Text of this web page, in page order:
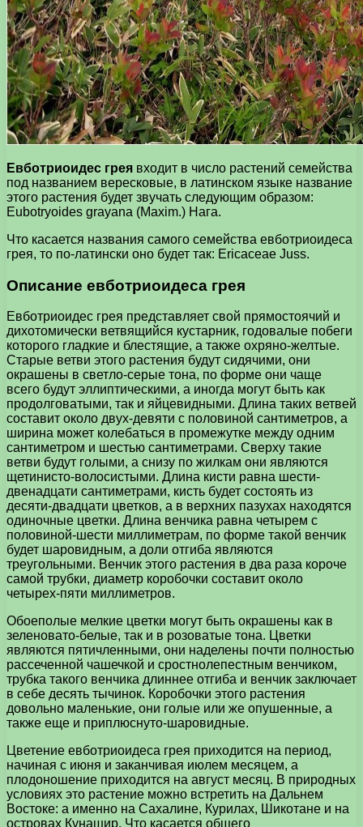
Евботриоидес грея входит в число растений семейства
под названием вересковые, в латинском языке название
этого растения будет звучать следующим образом:
Eubotryoides grayana (Maxim.) Нага.
Что касается названия самого семейства евботриоидеса
грея, то по-латински оно будет так: Ericaceae Juss.
Описание евботриоидеса грея
Евботриоидес грея представляет свой прямостоячий и
дихотомически ветвящийся кустарник, годовалые побеги
которого гладкие и блестящие, а также охряно-желтые.
Старые ветви этого растения будут сидячими, они
окрашены в светло-серые тона, по форме они чаще
всего будут эллиптическими, а иногда могут быть как
продолговатыми, так и яйцевидными. Длина таких ветвей
составит около двух-девяти с половиной сантиметров, а
ширина может колебаться в промежутке между одним
сантиметром и шестью сантиметрами. Сверху такие
ветви будут голыми, а снизу по жилкам они являются
щетинисто-волосистыми. Длина кисти равна шести-
двенадцати сантиметрами, кисть будет состоять из
десяти-двадцати цветков, а в верхних пазухах находятся
одиночные цветки. Длина венчика равна четырем с
половиной-шести миллиметрам, по форме такой венчик
будет шаровидным, а доли отгиба являются
треугольными. Венчик этого растения в два раза короче
самой трубки, диаметр коробочки составит около
четырех-пяти миллиметров.
Обоеполые мелкие цветки могут быть окрашены как в
зеленовато-белые, так и в розоватые тона. Цветки
являются пятичленными, они наделены почти полностью
рассеченной чашечкой и сростнолепестным венчиком,
трубка такого венчика длиннее отгиба и венчик заключает
в себе десять тычинок. Коробочки этого растения
довольно маленькие, они голые или же опушенные, а
также еще и приплюснуто-шаровидные.
Цветение евботриоидеса грея приходится на период,
начиная с июня и заканчивая июлем месяцем, а
плодоношение приходится на август месяц. В природных
условиях это растение можно встретить на Дальнем
Востоке: а именно на Сахалине, Курилах, Шикотане и на
островах Кунашир. Что касается общего